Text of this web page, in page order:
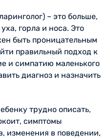
– это больше,
горла и носа. Это
быть проницательным
правильный подход к
и симпатию маленького
диагноз и назначить
трудно описать,
симптомы
изменения в поведении,